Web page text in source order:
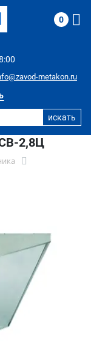
metakon.ru
0
2,8Ц